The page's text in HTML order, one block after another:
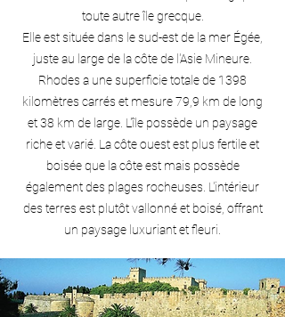
toute autre île grecque.
Elle est située dans le sud-est de la mer Égée,
juste au large de la côte de l'Asie Mineure.
Rhodes a une superficie totale de 1398
kilomètres carrés et mesure 79,9 km de long
et 38 km de large. L'île possède un paysage
riche et varié. La côte ouest est plus fertile et
boisée que la côte est mais possède
également des plages rocheuses. L'intérieur
des terres est plutôt vallonné et boisé, offrant
un paysage luxuriant et fleuri.